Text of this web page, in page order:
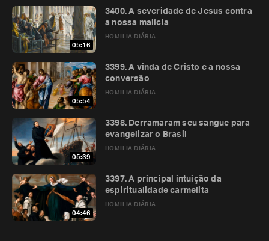
05:16
HOMILIA DIÁRIA
3400. A severidade de Jesus contra
a nossa malícia
05:54
HOMILIA DIÁRIA
3399. A vinda de Cristo e a nossa
conversão
05:39
HOMILIA DIÁRIA
3398. Derramaram seu sangue para
evangelizar o Brasil
04:46
HOMILIA DIÁRIA
3397. A principal intuição da
espiritualidade carmelita